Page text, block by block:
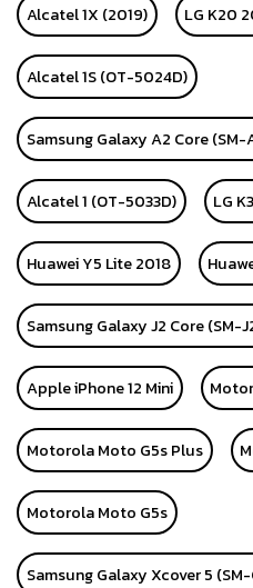
Alcatel 1X (2019) LG K20
Alcatel 1S (OT-5024D)
Samsung Galaxy A2 Core
Alcatel 1 (OT-5033D) LG
Huawei Y5 Lite 2018
Samsung Galaxy J2 Core (SM-
Apple iPhone 12 Mini
Motorola Moto G5s Plus
Motorola Moto G5s
Samsung Galaxy Xcover 5